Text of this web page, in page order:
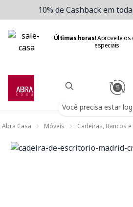
10% de Cashback em
Últimas horas!Aproveite os
especiais
Você precisa estar
Abra Casa Móveis Cadeiras, Bancos